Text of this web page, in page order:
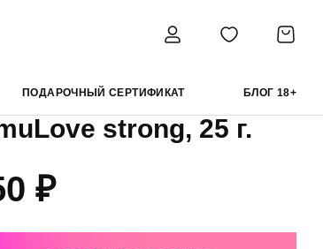
ПОДАРОЧНЫЙ СЕРТИФИКАТ БЛОГ 18+
StimuLove strong, 25 г.
Ты и Я лубрикант
strong, 25 г.
₽